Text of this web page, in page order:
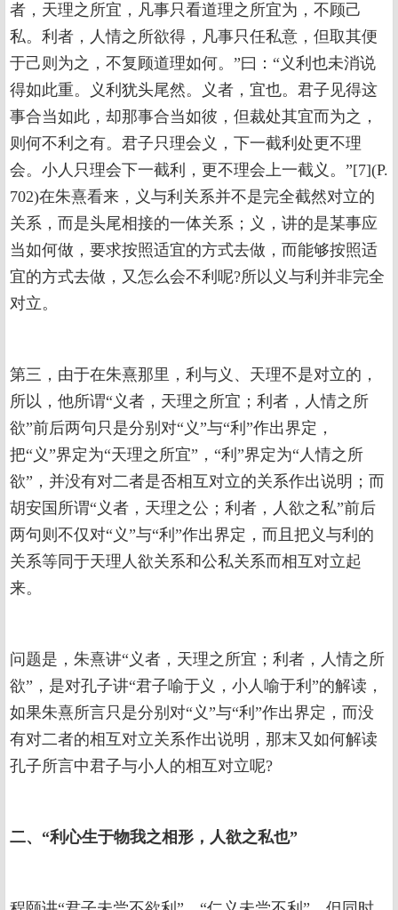
者，天理之所宜，凡事只看道理之所宜为，不顾己
私。利者，人情之所欲得，凡事只任私意，但取其便
于己则为之，不复顾道理如何。”曰：“义利也未消说
得如此重。义利犹头尾然。义者，宜也。君子见得这
事合当如此，却那事合当如彼，但裁处其宜而为之，
则何不利之有。君子只理会义，下一截利处更不理
会。小人只理会下一截利，更不理会上一截义。”[7](P.
702)在朱熹看来，义与利关系并不是完全截然对立的
关系，而是头尾相接的一体关系；义，讲的是某事应
当如何做，要求按照适宜的方式去做，而能够按照适
宜的方式去做，又怎么会不利呢?所以义与利并非完全
对立。
第三，由于在朱熹那里，利与义、天理不是对立的，
所以，他所谓“义者，天理之所宜；利者，人情之所
欲”前后两句只是分别对“义”与“利”作出界定，
把“义”界定为“天理之所宜”，“利”界定为“人情之所
欲”，并没有对二者是否相互对立的关系作出说明；而
胡安国所谓“义者，天理之公；利者，人欲之私”前后
两句则不仅对“义”与“利”作出界定，而且把义与利的
关系等同于天理人欲关系和公私关系而相互对立起
来。
问题是，朱熹讲“义者，天理之所宜；利者，人情之所
欲”，是对孔子讲“君子喻于义，小人喻于利”的解读，
如果朱熹所言只是分别对“义”与“利”作出界定，而没
有对二者的相互对立关系作出说明，那末又如何解读
孔子所言中君子与小人的相互对立呢?
二、“利心生于物我之相形，人欲之私也”